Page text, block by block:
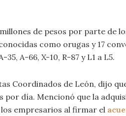
de pesos por parte de
como orugas y 17
A-66, X-10, R-87 y L1 a L5.
Coordinados de León, dijo
día. Mencionó que la
empresarios al firmar el